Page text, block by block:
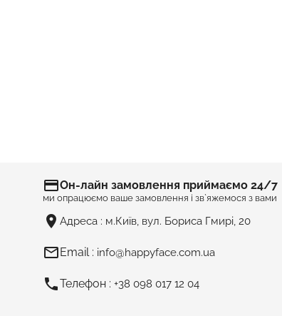
credit_cardОн-лайн замовлення приймаємо 24/7
ми опрацюємо ваше замовлення і зв`яжемося з вами
roomАдреса : м.Київ, вул. Бориса Гмирі, 20
mail_outlineEmail : info@happyface.com.ua
phoneТелефон : +38 098 017 12 04